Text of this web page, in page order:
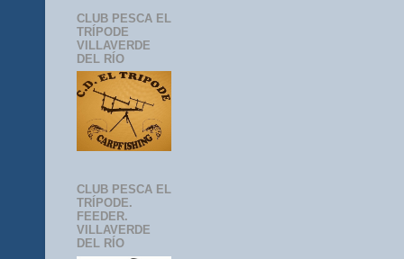
CLUB PESCA EL
TRÍPODE
VILLAVERDE
DEL RÍO
CLUB PESCA EL
TRÍPODE.
FEEDER.
VILLAVERDE
DEL RÍO